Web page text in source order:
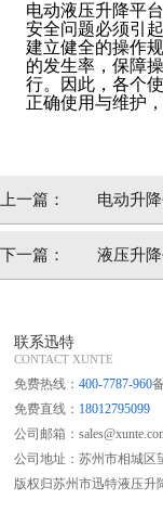
电动液压升降平
安全问题必须引
建立健全的操作
的发生率，保障
行。因此，各个
正确使用与维护
上一篇： 电动升
下一篇： 液压升
联系迅特
CONTACT XUNTE
免费热线：400-7787-960
免费直线： 18012795099
公司邮箱：
公司地址：苏州市相城区
版权归苏州市迅特液压升